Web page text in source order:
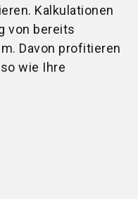
Kalkulationen
von bereits
Davon profitieren
wie Ihre